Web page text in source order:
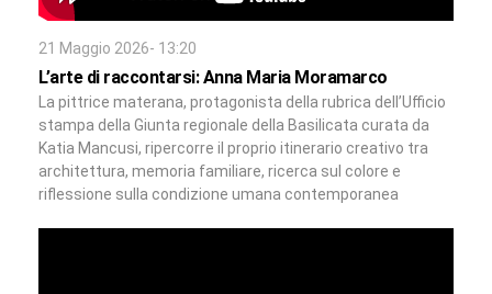
21 Maggio 2026- 13:20
L’arte di raccontarsi: Anna Maria Moramarco
La pittrice materana, protagonista della rubrica dell’Ufficio
stampa della Giunta regionale della Basilicata curata da
Katia Mancusi, ripercorre il proprio itinerario creativo tra
architettura, memoria familiare, ricerca sul colore e
riflessione sulla condizione umana contemporanea